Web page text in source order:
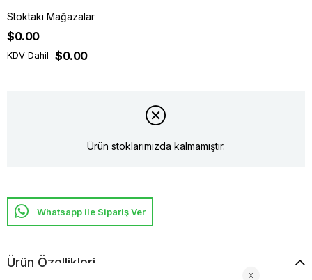
Stoktaki Mağazalar
$0.00
KDV Dahil $0.00
Ürün stoklarımızda kalmamıştır.
Whatsapp ile Sipariş Ver
Ürün Özellikleri